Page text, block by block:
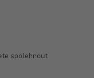
spolehnout